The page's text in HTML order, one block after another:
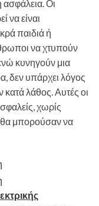
ασφάλεια. Οι
να είναι
παιδιά ή
να χτυπούν
κυνηγούν μια
δεν υπάρχει λόγος
λάθος. Αυτές οι
χωρίς
θα μπορούσαν να